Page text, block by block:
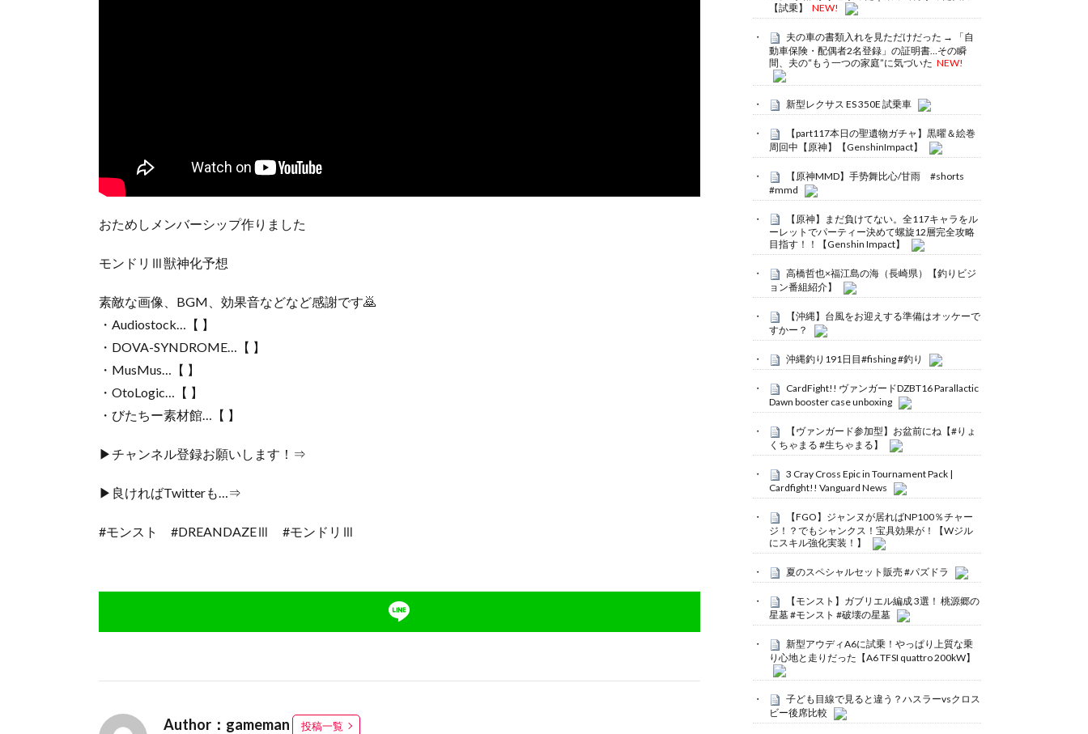
おためしメンバーシップ作りました
モンドリⅢ獣神化予想
素敵な画像、BGM、効果音などなど感謝です🙇
・Audiostock…【 】
・DOVA-SYNDROME…【 】
・MusMus…【 】
・OtoLogic…【 】
・びたちー素材館…【 】
▶チャンネル登録お願いします！⇒
▶良ければTwitterも…⇒
#モンスト #DREANDAZEⅢ #モンドリⅢ
Author：gameman 投稿一覧
【試乗】
NEW!
夫の車の書類入れを見ただけだった → 「自
動車保険・配偶者2名登録」の証明書…その瞬
間、夫の“もう一つの家庭”に気づいた NEW!
新型レクサス ES 350E 試乗車
【part117本日の聖遺物ガチャ】黒曜＆絵巻
周回中【原神】【GenshinImpact】
【原神MMD】手势舞比心/甘雨 #shorts
#mmd
【原神】まだ負けてない。全117キャラをル
ーレットでパーティー決めて螺旋12層完全攻略
目指す！！【Genshin Impact】
高橋哲也×福江島の海（長崎県）【釣りビジ
ョン番組紹介】
【沖縄】台風をお迎えする準備はオッケーで
すかー？
沖縄釣り191日目#fishing #釣り
CardFight!! ヴァンガードDZBT16 Parallactic
Dawn booster case unboxing
【ヴァンガード参加型】お盆前にね【#りょ
くちゃまる #生ちゃまる】
3 Cray Cross Epic in Tournament Pack |
Cardfight!! Vanguard News
【FGO】ジャンヌが居ればNP100％チャー
ジ！？でもシャンクス！宝具効果が！【Wジル
にスキル強化実装！】
夏のスペシャルセット販売 #パズドラ
【モンスト】ガブリエル編成 3選！ 桃源郷の
星墓 #モンスト #破壊の星墓
新型アウディA6に試乗！やっぱり上質な乗
り心地と走りだった【A6 TFSI quattro 200kW】
子ども目線で見ると違う？ハスラーvsクロス
ビー後席比較